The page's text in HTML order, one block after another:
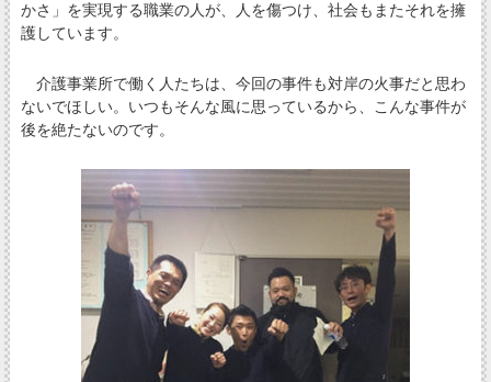
かさ」を実現する職業の人が、人を傷つけ、社会もまたそれを擁
護しています。
介護事業所で働く人たちは、今回の事件も対岸の火事だと思わ
ないでほしい。いつもそんな風に思っているから、こんな事件が
後を絶たないのです。